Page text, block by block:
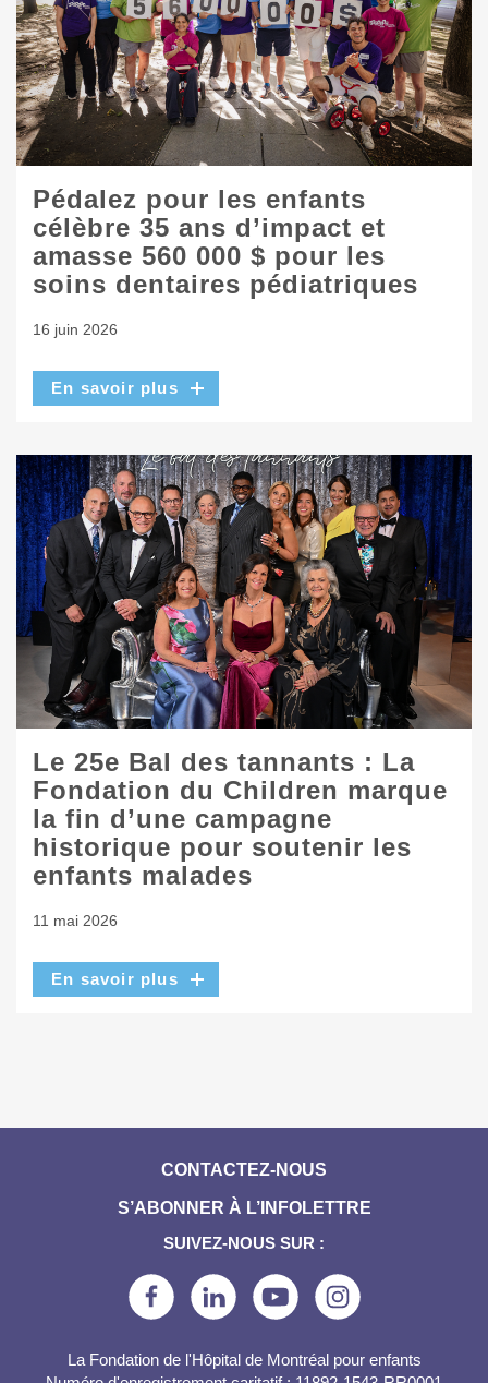
Pédalez pour les enfants
célèbre 35 ans d’impact et
amasse 560 000 $ pour les
soins dentaires pédiatriques
16 juin 2026
En savoir plus
Le 25e Bal des tannants : La
Fondation du Children marque
la fin d’une campagne
historique pour soutenir les
enfants malades
11 mai 2026
En savoir plus
CONTACTEZ-NOUS
S’ABONNER À L’INFOLETTRE
SUIVEZ-NOUS SUR :
La Fondation de l'Hôpital de Montréal pour enfants